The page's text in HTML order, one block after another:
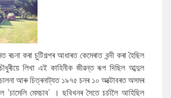
ৰচনা কৰা চুটিগল্পৰ আধাৰত কেমেৰাত বন্দী কৰা হৈছিল
লিখা এই কাহিনীক জীৱন্ত ৰূপ দিছিল আব্দুল
আৰু চিত্ৰনাট্যত ১৯৭৫ চনৰ ১০ অক্টোবৰত অসমৰ
'চামেলি মেমচাব’ । ছবিখনৰ সৈতে চৰ্চালৈ আহিছিল